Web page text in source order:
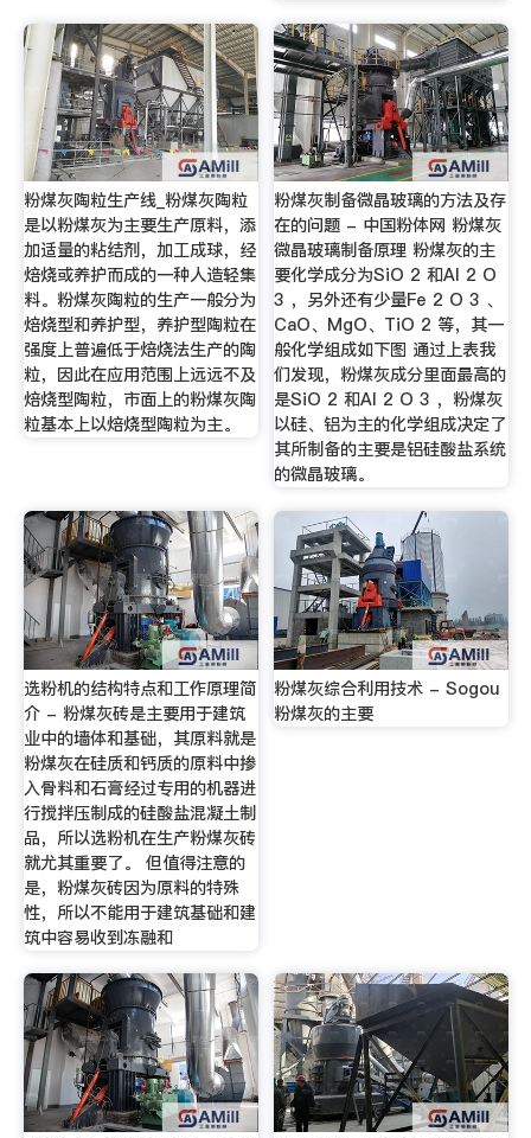
粉煤灰陶粒生产线_粉煤灰陶粒
是以粉煤灰为主要生产原料，添
加适量的粘结剂，加工成球，经
焙烧或养护而成的一种人造轻集
料。粉煤灰陶粒的生产一般分为
焙烧型和养护型，养护型陶粒在
强度上普遍低于焙烧法生产的陶
粒，因此在应用范围上远远不及
焙烧型陶粒，市面上的粉煤灰陶
粒基本上以焙烧型陶粒为主。
粉煤灰制备微晶玻璃的方法及存
在的问题 - 中国粉体网 粉煤灰
微晶玻璃制备原理 粉煤灰的主
要化学成分为SiO 2 和Al 2 O
3 ，另外还有少量Fe 2 O 3 、
CaO、MgO、TiO 2 等，其一
般化学组成如下图 通过上表我
们发现，粉煤灰成分里面最高的
是SiO 2 和Al 2 O 3 ，粉煤灰
以硅、铝为主的化学组成决定了
其所制备的主要是铝硅酸盐系统
的微晶玻璃。
选粉机的结构特点和工作原理简
介 - 粉煤灰砖是主要用于建筑
业中的墙体和基础，其原料就是
粉煤灰在硅质和钙质的原料中掺
入骨料和石膏经过专用的机器进
行搅拌压制成的硅酸盐混凝土制
品，所以选粉机在生产粉煤灰砖
就尤其重要了。 但值得注意的
是，粉煤灰砖因为原料的特殊
性，所以不能用于建筑基础和建
筑中容易收到冻融和
粉煤灰综合利用技术 - Sogou
粉煤灰的主要